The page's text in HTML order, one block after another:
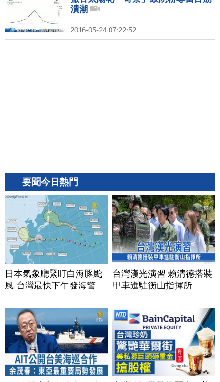
潰潮
2016-05-24 07:22:52
要聞今日熱門
日本氣象廳緊盯白海豚颱
風 台灣最快下午發海警
台灣漢光演習 賴清德搭裝
甲車進駐衡山指揮所